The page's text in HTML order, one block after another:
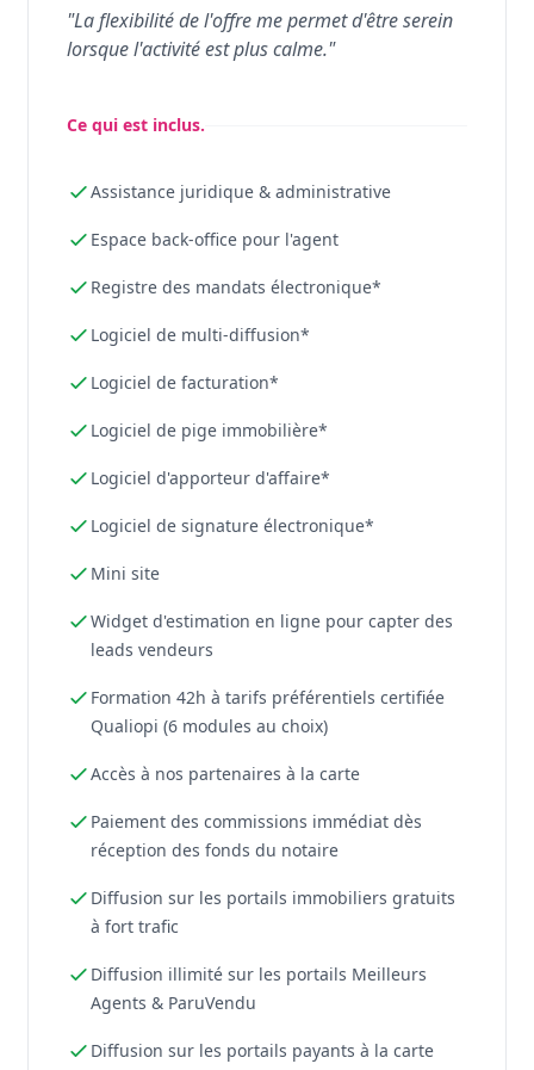
"La flexibilité de l'offre me permet d'être serein
lorsque l'activité est plus calme."
Ce qui est inclus.
Assistance juridique & administrative
Espace back-office pour l'agent
Registre des mandats électronique*
Logiciel de multi-diffusion*
Logiciel de facturation*
Logiciel de pige immobilière*
Logiciel d'apporteur d'affaire*
Logiciel de signature électronique*
Mini site
Widget d'estimation en ligne pour capter des
leads vendeurs
Formation 42h à tarifs préférentiels certifiée
Qualiopi (6 modules au choix)
Accès à nos partenaires à la carte
Paiement des commissions immédiat dès
réception des fonds du notaire
Diffusion sur les portails immobiliers gratuits
à fort trafic
Diffusion illimité sur les portails Meilleurs
Agents & ParuVendu
Diffusion sur les portails payants à la carte